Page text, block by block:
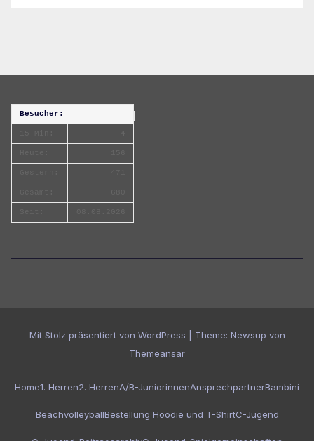
Besucher:
Mit Stolz präsentiert von WordPress Theme: Newsup von
Themeansar
Home1. Herren2. HerrenA/B-JuniorinnenAnsprechpartnerBambini
BeachvolleyballBestellung Hoodie und T-ShirtC-Jugend